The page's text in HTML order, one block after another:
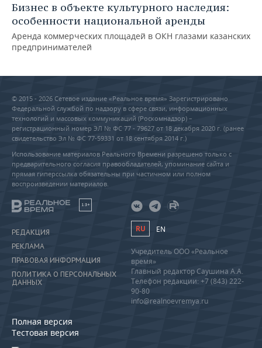
Бизнес в объекте культурного наследия:
особенности национальной аренды
Аренда коммерческих площадей в ОКН глазами казанских
предпринимателей
© 2015 - 2026 Сетевое издание «Реальное время» Зарегистрировано
Федеральной службой по надзору в сфере связи, информационных
технологий и массовых коммуникаций (Роскомнадзор) –
регистрационный номер ЭЛ № ФС 77 - 79627 от 18 декабря 2020 г. (ранее
свидетельство Эл № ФС 77-59331 от 18 сентября 2014 г.)
Использование материалов Реального Времени разрешено только с
предварительного согласия правообладателей, упоминание сайта и
прямая гиперссылка обязательны при частичном или полном
воспроизведении материалов.
18+
РЕДАКЦИЯ
РЕКЛАМА
ПРАВОВАЯ ИНФОРМАЦИЯ
ПОЛИТИКА О ПЕРСОНАЛЬНЫХ
ДАННЫХ
Полная версия
Тестовая версия
RU EN
Учредитель ООО «Реальное
время»
Главный редактор Саушина А.А.
Телефон редакции: +7 (843) 222-
90-80
info@realnoevremya.ru